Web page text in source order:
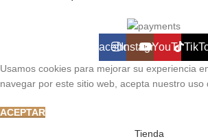
FacebookInstagramYouTube
Usamos cookies para mejorar su experiencia
navegar por este sitio web, acepta nuestro uso
ACEPTAR
Tienda